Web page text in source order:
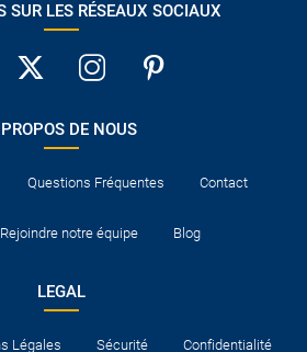
SUR LES RÉSEAUX SOCIAUX
DE NOUS
Questions Fréquentes Contact
Rejoindre notre équipe Blog
LEGAL
Légales Sécurité Confidentialité